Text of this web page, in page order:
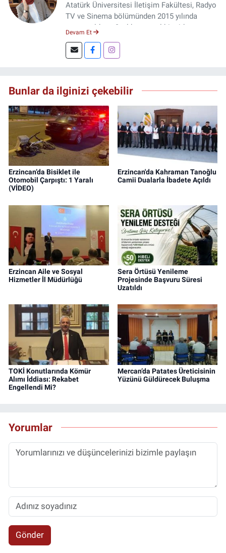
Atatürk Üniversitesi İletişim Fakültesi, Radyo
TV ve Sinema bölümünden 2015 yılında
mezun oldum. 3 yıl kurumsal bir şirkette
DoğuGazetesi.com internet haber sitesinde
muhabirlik yapıyor ve içerik üretiyorum.
Devam Et
Bunlar da ilginizi çekebilir
Erzincan’da Bisiklet ile
Otomobil Çarpıştı: 1 Yaralı
(VİDEO)
Erzincan'da Kahraman Tanoğlu
Camii Dualarla İbadete Açıldı
Erzincan Aile ve Sosyal
Hizmetler İl Müdürlüğü
Sera Örtüsü Yenileme
Projesinde Başvuru Süresi
Uzatıldı
TOKİ Konutlarında Kömür
Alımı İddiası: Rekabet
Engellendi Mi?
Mercan’da Patates Üreticisinin
Yüzünü Güldürecek Buluşma
Yorumlar
Gönder